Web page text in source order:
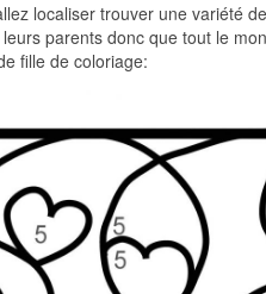
localiser trouver une variété
parents donc que tout le
fille de coloriage: